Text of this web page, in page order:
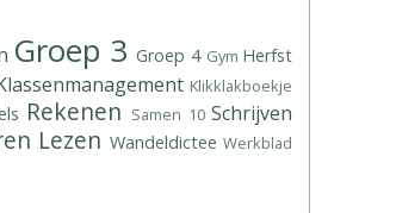
Groep 3 Groep 4 Gym Herfst
Klikklakboekje
Rekenen Samen 10 Schrijven
Lezen Wandeldictee Werkblad